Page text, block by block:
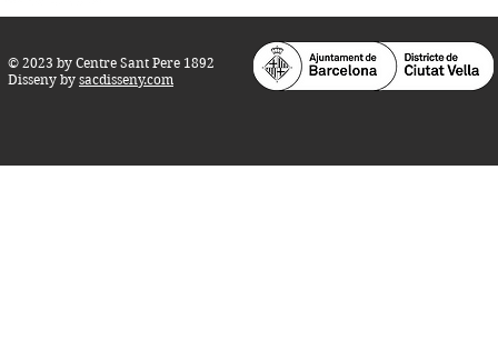
© 2023 by Centre Sant Pere 1892
Disseny by sacdisseny.com